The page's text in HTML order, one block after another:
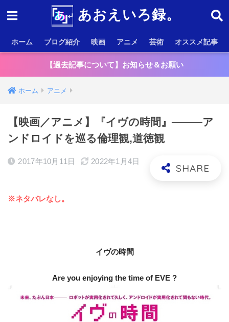
あおえいろ録。
ホーム ブログ紹介 映画 アニメ 芸術 オススメ記事
【過去記事について】お知らせ＆お願い
ホーム アニメ
【映画／アニメ】『イヴの時間』────ア
ンドロイドを巡る倫理観,道徳観
2017年10月11日 2022年1月4日
※ネタバレなし。
イヴの時間
Are you enjoying the time of EVE ?